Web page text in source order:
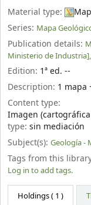
Material type:
Map
Series: Mapa
Publication details:
Ministerio de Industria],
Edition: 1ª ed. --
Description: 1 mapa
Content type:
Imagen
type: sin mediación
Subject(s): Geología -
Tags from this
Log in to add tags.
Holdings( 1 )